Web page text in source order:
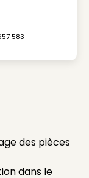
583
des pièces
dans le